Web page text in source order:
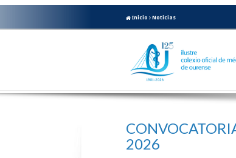
Inicio Noticias
2026